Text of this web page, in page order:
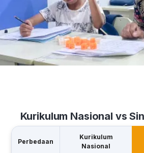
Kurikulum Nasional vs
Perbedaan
Kurikulum
Nasional